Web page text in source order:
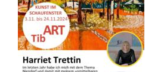
Impressionen
Über uns